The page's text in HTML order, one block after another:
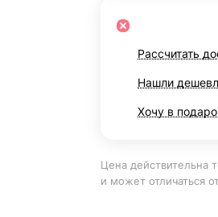
Рассчитать
Нашли
Хочу в
Цена действительна
и может отличаться